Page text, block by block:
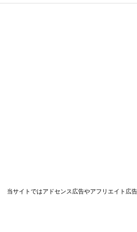
当サイトではアドセンス広告やアフリエイト広